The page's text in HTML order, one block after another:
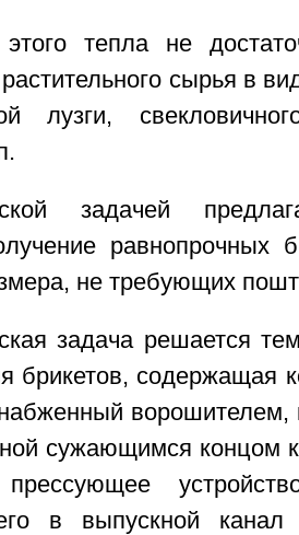
тепла не
сырья в
лузги,
задачей
равнопрочных
не требующих
задача решается
брикетов, содержащая
ворошителем,
сужающимся концом
прессующее
в выпускной